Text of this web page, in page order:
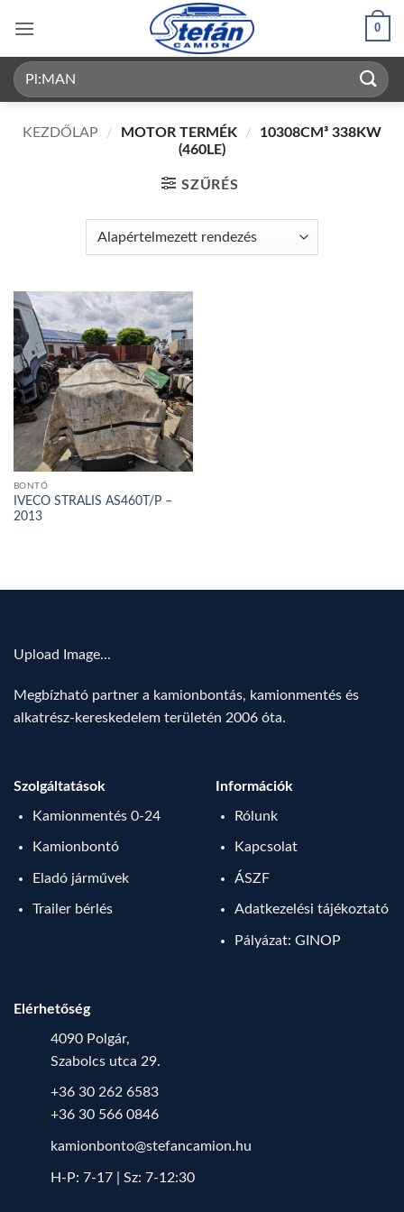
content
0
Keresés
a
KEZDŐLAP / MOTOR TERMÉK /
10308CM³ 338KW
(460LE)
SZŰRÉS
BONTÓ
IVECO STRALIS AS460T/P –
2013
Upload Image...
Megbízható partner a kamionbontás, kamionmentés és
alkatrész-kereskedelem területén 2006 óta.
Szolgáltatások
Kamionmentés 0-24
Kamionbontó
Eladó járművek
Trailer bérlés
Információk
Rólunk
Kapcsolat
ÁSZF
Adatkezelési tájékoztató
Pályázat: GINOP
Elérhetőség
4090 Polgár,
Szabolcs utca 29.
+36 30 262 6583
+36 30 566 0846
kamionbonto@stefancamion.hu
H-P: 7-17 | Sz: 7-12:30